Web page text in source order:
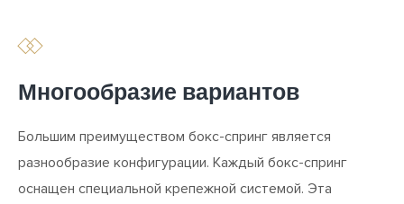
Многообразие вариантов
Большим преимуществом бокс-спринг является
разнообразие конфигурации. Каждый бокс-спринг
оснащен специальной крепежной системой. Эта